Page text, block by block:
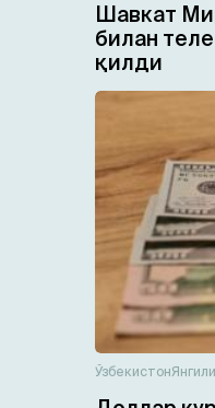
Шавкат
билан
қилди
Ўзбекистон